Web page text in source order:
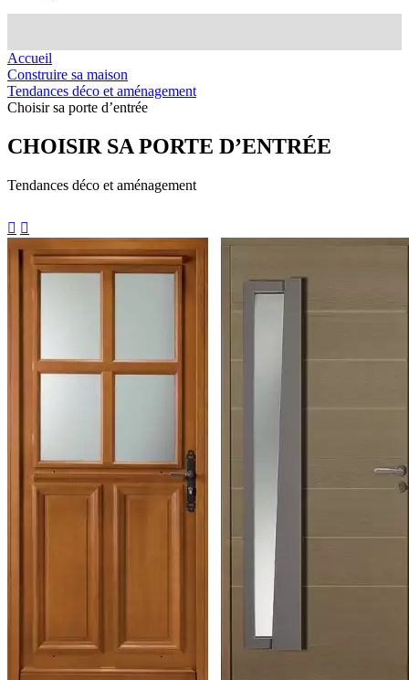
Accueil
Construire sa maison
Tendances déco et aménagement
Choisir sa porte d’entrée
CHOISIR SA PORTE D’ENTRÉE
Tendances déco et aménagement
 